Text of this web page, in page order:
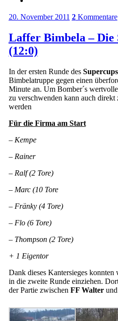
20. November 2011 2Kommentare
Laffer Bimbela – Die
(12:0)
In der ersten Runde des Supercups
Bimbelatruppe gegen einen
Minute an. Um Bomber´s
zu verschwenden kann auch direkt
werden
Für die Firma am Start
– Kempe
– Rainer
– Ralf (2 Tore)
– Marc (10 Tore
– Fränky (4 Tore)
– Flo (6 Tore)
– Thompson (2 Tore)
+ 1 Eigentor
Dank dieses Kantersieges
in die zweite Runde einziehen.
der Partie zwischen FF Walterund